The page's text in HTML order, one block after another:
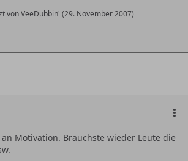
von VeeDubbin' (29. November 2007)
Motivation. Brauchste wieder Leute die